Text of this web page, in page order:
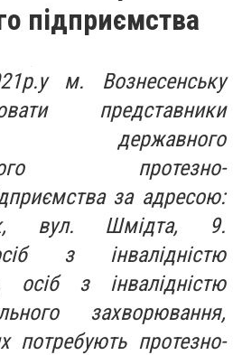
підприємства
м. Вознесенську
представники
державного
протезно-
за адресою:
вул. Шмідта, 9.
з інвалідністю
осіб з інвалідністю
захворювання,
потребують протезно-